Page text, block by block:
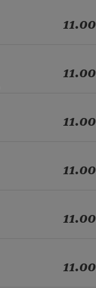
11.00
11.00
11.00
11.00
11.00
11.00